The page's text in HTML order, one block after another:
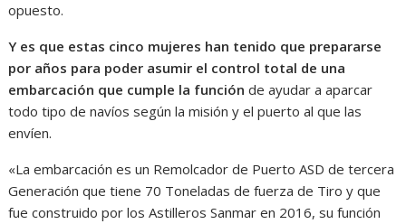
opuesto.
Y es que estas cinco mujeres han tenido que prepararse
por años para poder asumir el control total de una
embarcación que cumple la función de ayudar a aparcar
todo tipo de navíos según la misión y el puerto al que las
envíen.
«La embarcación es un Remolcador de Puerto ASD de tercera
Generación que tiene 70 Toneladas de fuerza de Tiro y que
fue construido por los Astilleros Sanmar en 2016, su función